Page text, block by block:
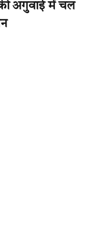
की अगुवाई में चल